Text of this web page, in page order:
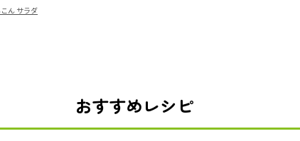
ん サラダ
おすすめレシピ